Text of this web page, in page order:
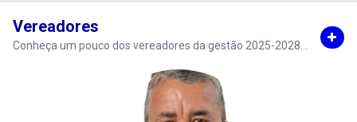
Vereadores
Conheça um pouco dos vereadores da gestão 2025-2028...